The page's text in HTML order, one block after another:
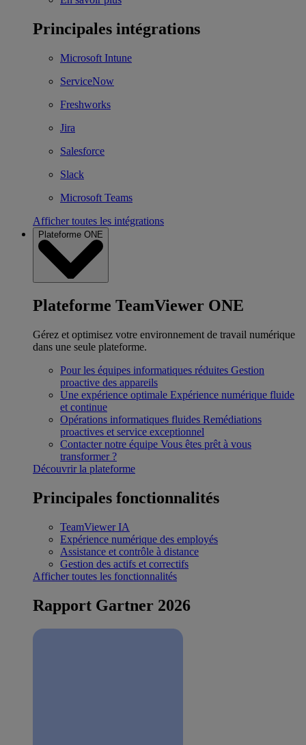
Principales intégrations
Microsoft Intune
ServiceNow
Freshworks
Jira
Salesforce
Slack
Microsoft Teams
Afficher toutes les intégrations
Plateforme ONE
Plateforme TeamViewer ONE
Gérez et optimisez votre environnement de travail numérique
dans une seule plateforme.
Pour les équipes informatiques réduites Gestion
proactive des appareils
Une expérience optimale Expérience numérique fluide
et continue
Opérations informatiques fluides Remédiations
proactives et service exceptionnel
Contacter notre équipe Vous êtes prêt à vous
transformer ?
Découvrir la plateforme
Principales fonctionnalités
TeamViewer IA
Expérience numérique des employés
Assistance et contrôle à distance
Gestion des actifs et correctifs
Afficher toutes les fonctionnalités
Rapport Gartner 2026